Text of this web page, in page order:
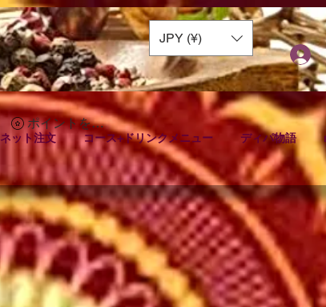
ネット注文 コース+ドリンクメニュー ディパ物語
ポイントを表示
JPY (¥)